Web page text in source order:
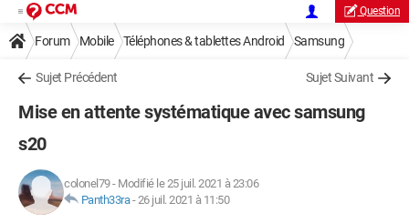
Question
Forum Mobile Téléphones & tablettes Android Samsung
Sujet Précédent Sujet Suivant
Mise en attente systématique avec samsung
s20
colonel79- Modifié le 25 juil. 2021 à 23:06
Panth33ra-26 juil. 2021 à 11:50